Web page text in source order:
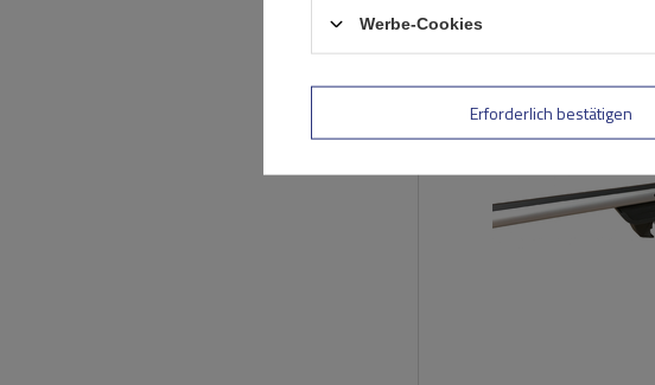
Werbe-Cookies
Erforderlich bestätigen